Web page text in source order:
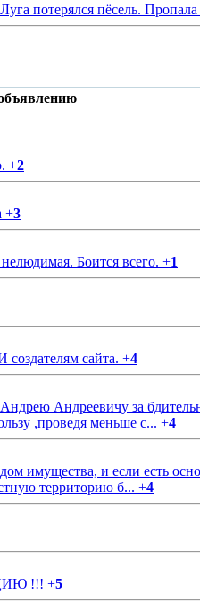
потерялся пёсель.
+2
+3
Боится всего. +1
сайта. +4
Андреевичу за
,проведя меньше с... +4
имущества, и если есть
территорию б... +4
!!! +5